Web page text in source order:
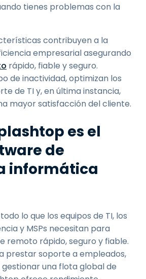
tienes problemas con la
contribuyen a la
empresarial asegurando
rápido, fiable y seguro.
de inactividad, optimizan los
de TI y, en última instancia,
mayor satisfacción del cliente.
es el
de
informática
lo que los equipos de TI, los
y MSPs necesitan para
remoto rápido, seguro y fiable.
prestar soporte a empleados,
una flota global de